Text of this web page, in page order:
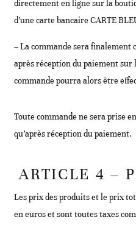
directement en ligne sur la
d’une carte bancaire CARTE
– La commande sera finalement
après réception du paiement sur
commande pourra alors être
Toute commande ne sera prise
qu’après réception du paiement.
ARTICLE 4 –
Les prix des produits et le prix
en euros et sont toutes taxes